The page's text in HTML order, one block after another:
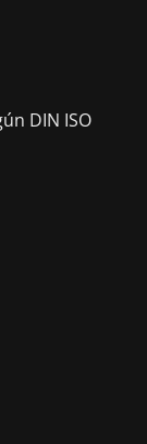
DIN ISO